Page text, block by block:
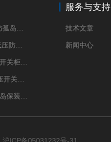
服务与支持
技术文章
新闻中心